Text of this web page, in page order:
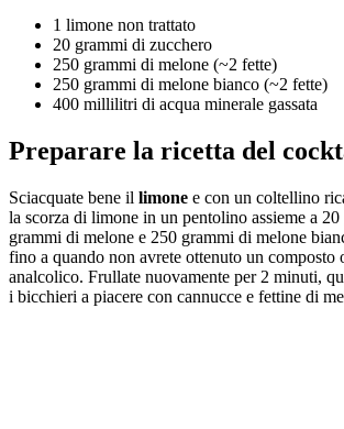
1 limone non trattato
20 grammi di zucchero
250 grammi di melone (~2 fette)
250 grammi di melone bianco (~2 fette)
400 millilitri di acqua minerale gassata
Preparare la ricetta del
Sciacquate bene il limone e con un coltellino
la scorza di limone in un pentolino assieme a
grammi di melone e 250 grammi di melone
fino a quando non avrete ottenuto un
analcolico. Frullate nuovamente per 2 minuti,
i bicchieri a piacere con cannucce e fettine di